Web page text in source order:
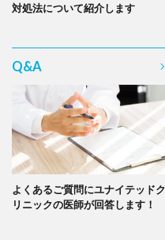
対処法について紹介します
Q&A
よくあるご質問にユナイテッドク
リニックの医師が回答します！